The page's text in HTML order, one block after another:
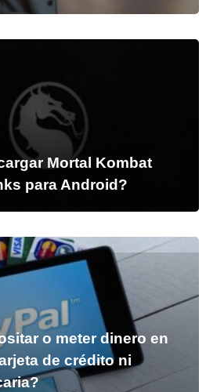
Mortal Kombat
para Android?
o meter dinero en
de crédito ni